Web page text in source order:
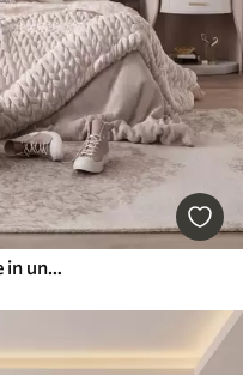
Piume delicate e vaporose avvolte in una foschia rosa-pesca dai riflessi luccicanti